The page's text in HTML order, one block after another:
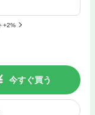
+2%
今すぐ買う